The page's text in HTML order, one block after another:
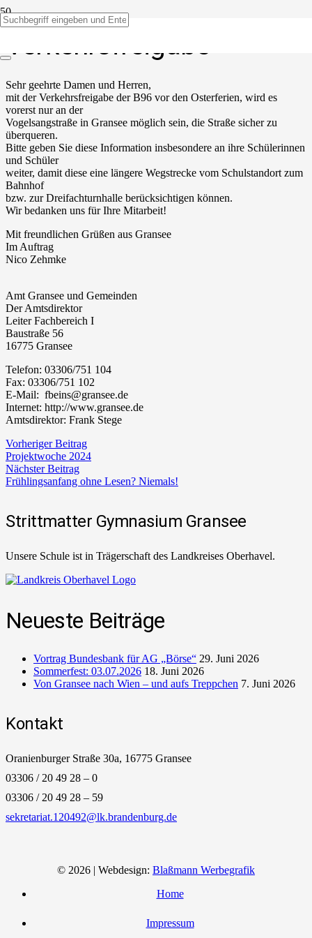
Verkehrsfreigabe
Sehr geehrte Damen und Herren,
mit der Verkehrsfreigabe der B96 vor den Osterferien, wird es
vorerst nur an der
Vogelsangstraße in Gransee möglich sein, die Straße sicher zu
überqueren.
Bitte geben Sie diese Information insbesondere an ihre Schülerinnen
und Schüler
weiter, damit diese eine längere Wegstrecke vom Schulstandort zum
Bahnhof
bzw. zur Dreifachturnhalle berücksichtigen können.
Wir bedanken uns für Ihre Mitarbeit!
Mit freundlichen Grüßen aus Gransee
Im Auftrag
Nico Zehmke
Amt Gransee und Gemeinden
Der Amtsdirektor
Leiter Fachbereich I
Baustraße 56
16775 Gransee
Telefon: 03306/751 104
Fax: 03306/751 102
E-Mail: fbeins@gransee.de
Internet: http://www.gransee.de
Amtsdirektor: Frank Stege
Vorheriger Beitrag
Projektwoche 2024
Nächster Beitrag
Frühlingsanfang ohne Lesen? Niemals!
Strittmatter Gymnasium Gransee
Unsere Schule ist in Trägerschaft des Landkreises Oberhavel.
Neueste Beiträge
Vortrag Bundesbank für AG „Börse“ 29. Juni 2026
Sommerfest: 03.07.2026 18. Juni 2026
Von Gransee nach Wien – und aufs Treppchen 7. Juni 2026
Kontakt
Oranienburger Straße 30a, 16775 Gransee
03306 / 20 49 28 – 0
03306 / 20 49 28 – 59
sekretariat.120492@lk.brandenburg.de
© 2026 | Webdesign: Blaßmann Werbegrafik
Home
Impressum